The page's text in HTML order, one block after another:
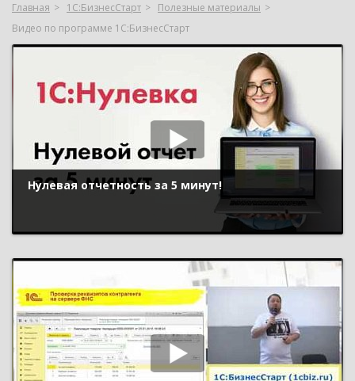
Главная 1С:БизнесСтарт
Полезные материалы
Видео по программе 1С:БизнесСтарт
Нулевая отчетность за 5 минут!